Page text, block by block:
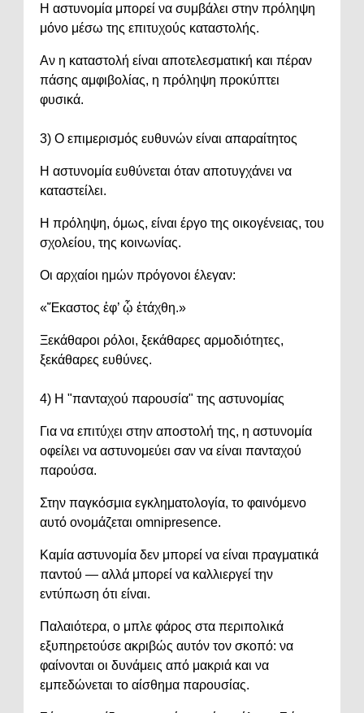
Η αστυνομία μπορεί να συμβάλει στην πρόληψη
μόνο μέσω της επιτυχούς καταστολής.
Αν η καταστολή είναι αποτελεσματική και πέραν
πάσης αμφιβολίας, η πρόληψη προκύπτει
φυσικά.
3) Ο επιμερισμός ευθυνών είναι απαραίτητος
Η αστυνομία ευθύνεται όταν αποτυγχάνει να
καταστείλει.
Η πρόληψη, όμως, είναι έργο της οικογένειας, του
σχολείου, της κοινωνίας.
Οι αρχαίοι ημών πρόγονοι έλεγαν:
«Ἕκαστος ἐφ’ ᾧ ἐτάχθη.»
Ξεκάθαροι ρόλοι, ξεκάθαρες αρμοδιότητες,
ξεκάθαρες ευθύνες.
4) Η "πανταχού παρουσία" της αστυνομίας
Για να επιτύχει στην αποστολή της, η αστυνομία
οφείλει να αστυνομεύει σαν να είναι πανταχού
παρούσα.
Στην παγκόσμια εγκληματολογία, το φαινόμενο
αυτό ονομάζεται omnipresence.
Καμία αστυνομία δεν μπορεί να είναι πραγματικά
παντού — αλλά μπορεί να καλλιεργεί την
εντύπωση ότι είναι.
Παλαιότερα, ο μπλε φάρος στα περιπολικά
εξυπηρετούσε ακριβώς αυτόν τον σκοπό: να
φαίνονται οι δυνάμεις από μακριά και να
εμπεδώνεται το αίσθημα παρουσίας.